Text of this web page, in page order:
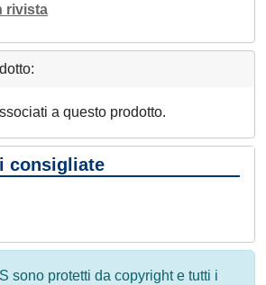
rivista
a questo prodotto.
consigliate
sono protetti da copyright e tutti i